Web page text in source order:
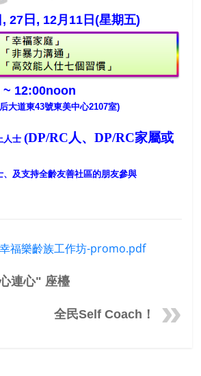
, 27 日, 12月11日(星期五)
~ 12:00noon
大道東43號東美中心2107室)
人士(DP/RC人 、DP/RC家屬或
、及支持全齡友善社區的朋友參與
福樂齡族工作坊-promo.pdf
連心" 座檯
全民Self Coach！